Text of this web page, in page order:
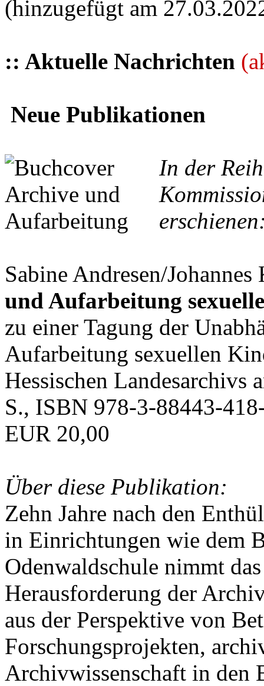
(hinzugefügt am
:: Aktuelle Nachrichten
Neue Publikationen
In der
Sabine Andresen/
und Aufarbeitung
zu einer Tagung der
Aufarbeitung sexuellen
Hessischen Landesarchivs
S., ISBN 978-3-88443-
EUR 20,00
Über diese Publikation:
Zehn Jahre nach den
in Einrichtungen wie dem
Odenwaldschule nimmt
Herausforderung der
aus der Perspektive von
Forschungsprojekten,
Archivwissenschaft in den